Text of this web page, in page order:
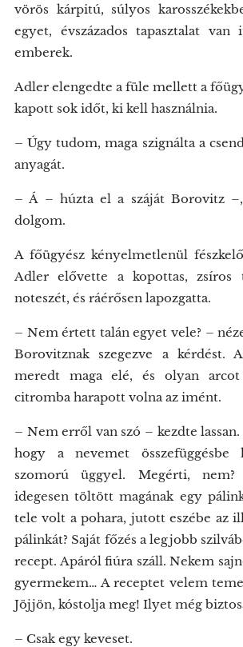
vörös kárpitú, súlyos
egyet, évszázados tapasztalat
emberek.
Adler elengedte a füle mellett a
kapott sok időt, ki kell használnia.
– Úgy tudom, maga szignálta a
anyagát.
– Á – húzta el a száját Borovitz
dolgom.
A főügyész kényelmetlenül
Adler elővette a kopottas, zsíros
noteszét, és ráérősen lapozgatta.
– Nem értett talán egyet vele? –
Borovitznak szegezve a kérdést.
meredt maga elé, és olyan
citromba harapott volna az imént.
– Nem erről van szó – kezdte
hogy a nevemet összefüggésbe
szomorú üggyel. Megérti,
idegesen töltött magának egy
tele volt a pohara, jutott eszébe az
pálinkát? Saját főzés a legjobb
recept. Apáról fiúra száll. Nekem
gyermekem… A receptet velem
Jöjjön, kóstolja meg! Ilyet még
– Csak egy keveset.